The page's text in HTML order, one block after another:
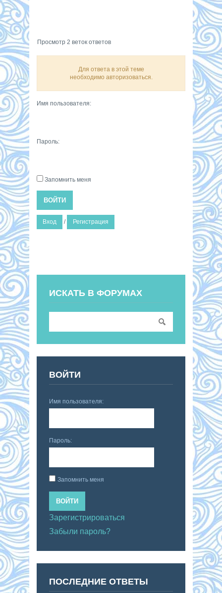
Просмотр 2 веток ответов
Для ответа в этой теме
необходимо авторизоваться.
Имя пользователя:
Пароль:
Запомнить меня
ВОЙТИ
Вход / Регистрация
ИСКАТЬ В ФОРУМАХ
ВОЙТИ
Имя пользователя:
Пароль:
Запомнить меня
ВОЙТИ
Зарегистрироваться
Забыли пароль?
ПОСЛЕДНИЕ ОТВЕТЫ